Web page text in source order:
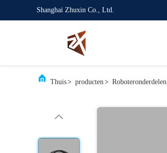
Shanghai Zhuxin Co., Ltd.
Thuis> producten> Roboteronderdelen